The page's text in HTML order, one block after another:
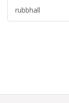
rubbhall